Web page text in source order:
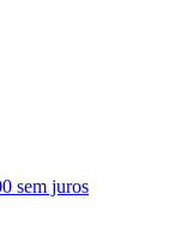
sem juros